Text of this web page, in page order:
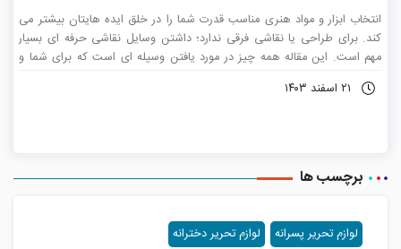
انتخاب ابزار و مواد هنری مناسب قدرت شما را در خلق ایده هایتان بیشتر می
کند. برای طراحی یا نقاشی فرقی ندارد؛ داشتن وسایل نقاشی حرفه ای بسیار
مهم است. این مقاله همه چیز در مورد یافتن وسیله ای است که برای شما و
۲۱ اسفند ۱۴۰۳
برچسب ها
لوازم تحریر پسرانه لوازم تحریر دخترانه